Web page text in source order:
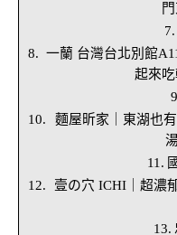
一蘭 台灣台北別館
起來
麵屋昕家｜東湖也
壹の穴 ICHI｜超濃